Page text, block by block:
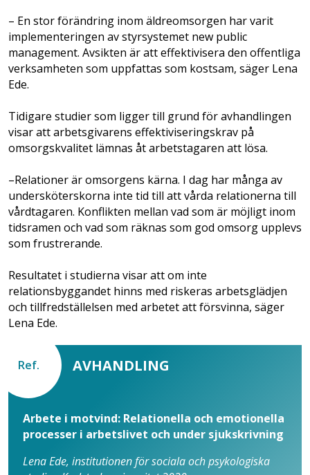
– En stor förändring inom äldreomsorgen har varit
implementeringen av styrsystemet new public
management. Avsikten är att effektivisera den offentliga
verksamheten som uppfattas som kostsam, säger Lena
Ede.
Tidigare studier som ligger till grund för avhandlingen
visar att arbetsgivarens effektiviseringskrav på
omsorgskvalitet lämnas åt arbetstagaren att lösa.
–Relationer är omsorgens kärna. I dag har många av
under­sköterskorna inte tid till att vårda relationerna till
vårdtagaren. Konflikten mellan vad som är möjligt inom
tidsramen och vad som räknas som god omsorg upplevs
som frustrerande.
Resultatet i studierna visar att om inte
relationsbyggandet hinns med riskeras arbetsglädjen
och tillfredställelsen med arbetet att försvinna, säger
Lena Ede.
Ref. AVHANDLING
Arbete i motvind: Relationella och emotionella
processer i arbetslivet och under sjukskrivning
Lena Ede, institutionen för sociala och psykologiska